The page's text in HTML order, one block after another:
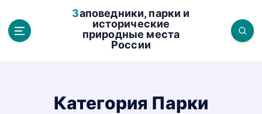
Заповедники, парки и
исторические
природные места
России
Категория Парки